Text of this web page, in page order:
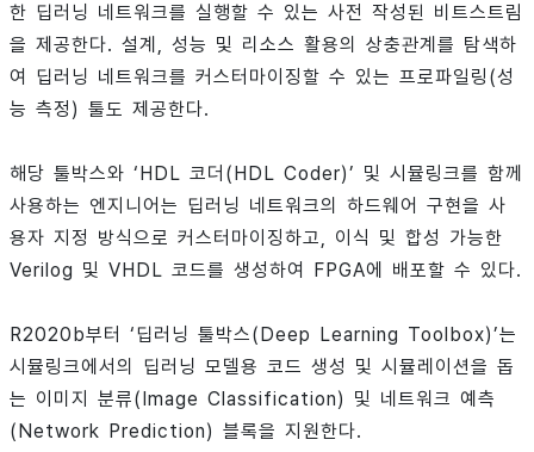
한 딥러닝 네트워크를 실행할 수 있는 사전 작성된 비트스트림
을 제공한다. 설계, 성능 및 리소스 활용의 상충관계를 탐색하
여 딥러닝 네트워크를 커스터마이징할 수 있는 프로파일링(성
능 측정) 툴도 제공한다.
해당 툴박스와 ‘HDL 코더(HDL Coder)’ 및 시뮬링크를 함께
사용하는 엔지니어는 딥러닝 네트워크의 하드웨어 구현을 사
용자 지정 방식으로 커스터마이징하고, 이식 및 합성 가능한
Verilog 및 VHDL 코드를 생성하여 FPGA에 배포할 수 있다.
R2020b부터 ‘딥러닝 툴박스(Deep Learning Toolbox)’는
시뮬링크에서의 딥러닝 모델용 코드 생성 및 시뮬레이션을 돕
는 이미지 분류(Image Classification) 및 네트워크 예측
(Network Prediction) 블록을 지원한다.